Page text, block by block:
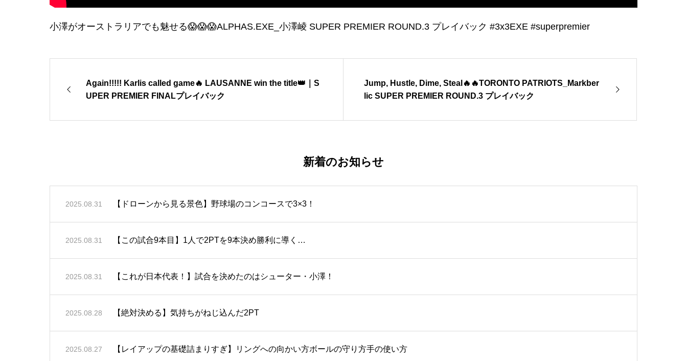
小澤がオーストラリアでも魅せる😱😱😱ALPHAS.EXE_小澤崚 SUPER PREMIER ROUND.3 プレイバック #3x3EXE #superpremier
Again!!!!! Karlis called game🔥 LAUSANNE win the title👑｜S
UPER PREMIER FINALプレイバック
Jump, Hustle, Dime, Steal🔥🔥TORONTO PATRIOTS_Markber
lic SUPER PREMIER ROUND.3 プレイバック
新着のお知らせ
2025.08.31 【ドローンから見る景色】野球場のコンコースで3×3！
2025.08.31 【この試合9本目】1人で2PTを9本決め勝利に導く…
2025.08.31 【これが日本代表！】試合を決めたのはシューター・小澤！
2025.08.28 【絶対決める】気持ちがねじ込んだ2PT
2025.08.27 【レイアップの基礎詰まりすぎ】リングへの向かい方ボールの守り方手の使い方